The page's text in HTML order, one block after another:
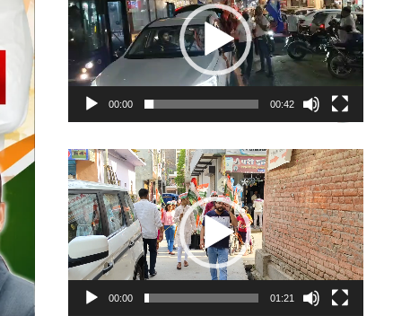
00:00 00:42
Video
Player
00:00 01:21